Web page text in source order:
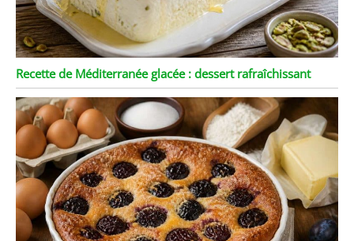
Recette de Méditerranée glacée : dessert rafraîchissant